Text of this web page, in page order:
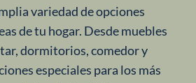
variedad de opciones
de tu hogar. Desde muebles
dormitorios, comedor y
especiales para los más